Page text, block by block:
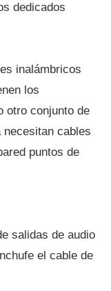
dedicados
inalámbricos
los
otro conjunto de
cables
puntos de
salidas de audio
el cable de